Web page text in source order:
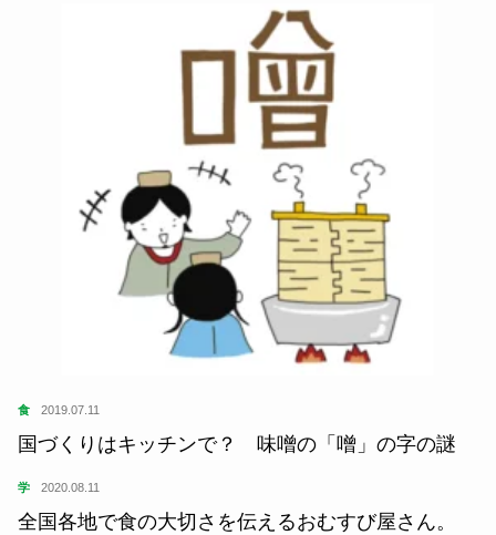
食 2019.07.11
国づくりはキッチンで？ 味噌の「噌」の字の謎
学 2020.08.11
全国各地で食の大切さを伝えるおむすび屋さん。